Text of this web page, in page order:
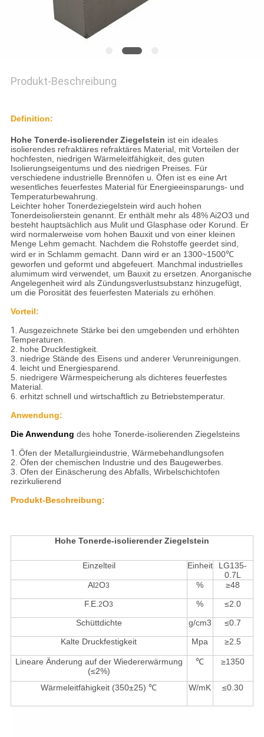
Produkt-Beschreibung
Definition:
Hohe Tonerde-isolierender Ziegelstein ist ein ideales
isolierendes refraktäres refraktäres Material, mit Vorteilen der
hochfesten, niedrigen Wärmeleitfähigkeit, des guten
Isolierungseigentums und des niedrigen Preises. Für
verschiedene industrielle Brennöfen u. Öfen ist es eine Art
wesentliches feuerfestes Material für Energieeinsparungs- und
Temperaturbewahrung.
Leichter hoher Tonerdeziegelstein wird auch hohen
Tonerdeisolierstein genannt. Er enthält mehr als 48% Ai2O3 und
besteht hauptsächlich aus Mulit und Glasphase oder Korund. Er
wird normalerweise vom hohen Bauxit und von einer kleinen
Menge Lehm gemacht. Nachdem die Rohstoffe geerdet sind,
wird er in Schlamm gemacht. Dann wird er an 1300~1500℃
geworfen und geformt und abgefeuert. Manchmal industrielles
alumimum wird verwendet, um Bauxit zu ersetzen. Anorganische
Angelegenheit wird als Zündungsverlustsubstanz hinzugefügt,
um die Porosität des feuerfesten Materials zu erhöhen.
Vorteil:
1. Ausgezeichnete Stärke bei den umgebenden und erhöhten
Temperaturen.
2. hohe Druckfestigkeit.
3. niedrige Stände des Eisens und anderer Verunreinigungen.
4. leicht und Energiesparend.
5. niedrigere Wärmespeicherung als dichteres feuerfestes
Material.
6. erhitzt schnell und wirtschaftlich zu Betriebstemperatur.
Anwendung:
Die Anwendung des hohe Tonerde-isolierenden Ziegelsteins
1. Öfen der Metallurgieindustrie, Wärmebehandlungsofen
2. Öfen der chemischen Industrie und des Baugewerbes.
3. Ofen der Einäscherung des Abfalls, Wirbelschichtofen
rezirkulierend
Produkt-Beschreibung:
Hohe Tonerde-isolierender Ziegelstein
Einzelteil Einheit
LG135-
0.7L
Al2O3 %
≥48
F.E.2O3 %
≤2.0
Schüttdichte
g/cm3
≤0.7
Kalte Druckfestigkeit
Mpa ≥2.5
Lineare Änderung auf der Wiedererwärmung
(≤2%)
℃ ≥1350
Wärmeleitfähigkeit (350±25) ℃ W/mK ≤0.30